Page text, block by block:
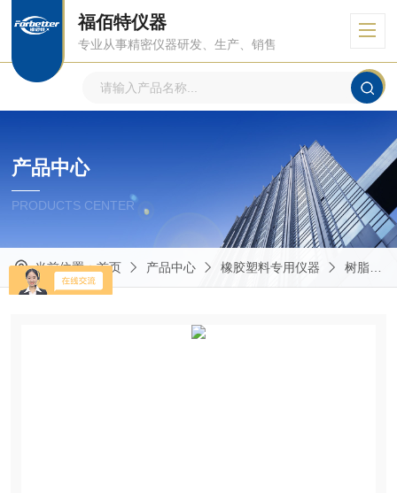
福佰特仪器
专业从事精密仪器研发、生产、销售
产品中心
PRODUCTS CENTER
当前位置：首页 产品中心 橡胶塑料专用仪器 树脂流动速率仪